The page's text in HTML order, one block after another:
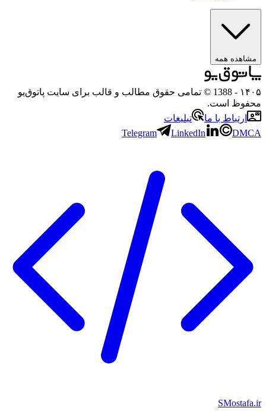
مشاهده همه
۱۴۰۵
- 1388 © تمامی حقوق مطالب و قالب برای سایت پاتوق‌یو
محفوظ است.
ارتباط با ما
تبلیغات
Telegram
LinkedIn DMCA
SMostafa.ir